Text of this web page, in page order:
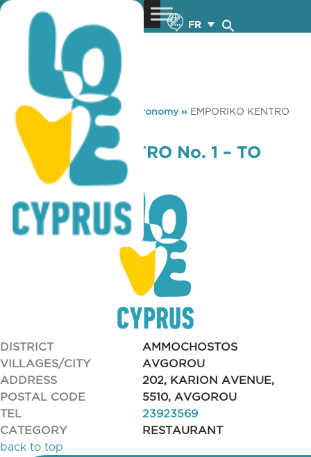
FR
You are here: Home »Gastronomy» EMPORIKO KENTRO
No. 1 – TO KAFENEIO
EMPORIKO KENTRO No. 1 – TO
KAFENEIO
DISTRICT
AMMOCHOSTOS
VILLAGES/CITY
AVGOROU
ADDRESS
202, KARION AVENUE,
POSTAL CODE
5510, AVGOROU
TEL
23923569
CATEGORY
RESTAURANT
back to top